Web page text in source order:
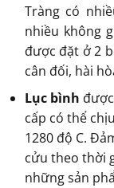
Tràng có
nhiều không
được đặt ở 2
cân đối, hài
Lục bình
cấp có thể
1280 độ C.
cửu theo thời
những sản